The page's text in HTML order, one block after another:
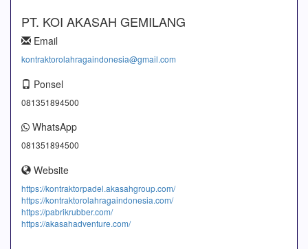
PT. KOI AKASAH GEMILANG
Email
kontraktorolahragaindonesia@gmail.com
Ponsel
081351894500
WhatsApp
081351894500
Website
https://kontraktorpadel.akasahgroup.com/
https://kontraktorolahragaindonesia.com/
https://pabrikrubber.com/
https://akasahadventure.com/